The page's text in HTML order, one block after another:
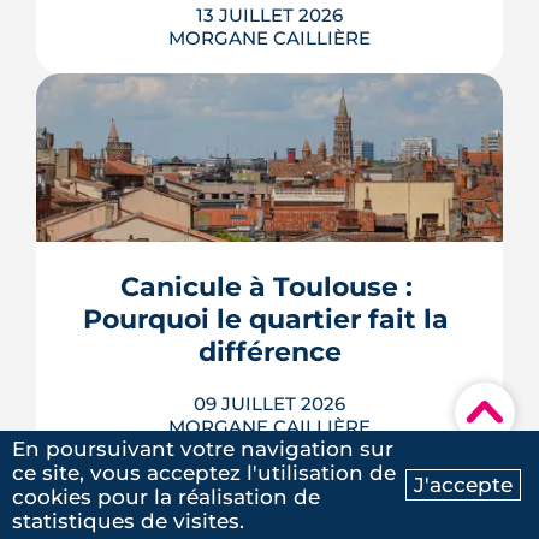
Ma recherche Contactez-nous
▾
5/5
Laure G.| le 20 Mai 2025
13 JUILLET 2026
MORGANE CAILLIÈRE
Avec le vote du Sénat du 8 juillet, un
logement classé F ou G pourra rester
en location sous conditions de travaux.
Que faut-il en retenir quand on
des lieux des règles, des échéances et
des marges de manœuvre.
LIRE L'ARTICLE
Canicule à Toulouse :
Pourquoi le quartier fait la
différence
09 JUILLET 2026
MORGANE CAILLIÈRE
En poursuivant votre navigation sur
ce site, vous acceptez l'utilisation de
cookies pour la réalisation de
statistiques de visites.
J'accepte